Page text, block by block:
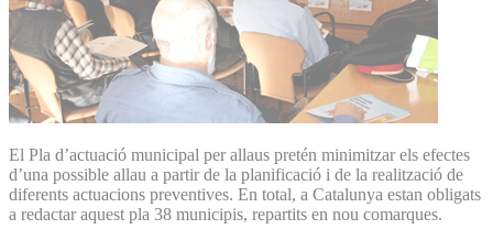
El Pla d’actuació municipal per allaus pretén minimitzar els efectes
d’una possible allau a partir de la planificació i de la realització de
diferents actuacions preventives. En total, a Catalunya estan obligats
a redactar aquest pla 38 municipis, repartits en nou comarques.